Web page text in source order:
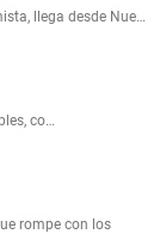
llega desde Nue…
co…
rompe con los